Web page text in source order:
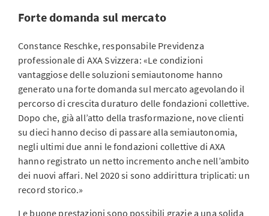
Forte domanda sul mercato
Constance Reschke, responsabile Previdenza
professionale di AXA Svizzera: «Le condizioni
vantaggiose delle soluzioni semiautonome hanno
generato una forte domanda sul mercato agevolando il
percorso di crescita duraturo delle fondazioni collettive.
Dopo che, già all’atto della trasformazione, nove clienti
su dieci hanno deciso di passare alla semiautonomia,
negli ultimi due anni le fondazioni collettive di AXA
hanno registrato un netto incremento anche nell’ambito
dei nuovi affari. Nel 2020 si sono addirittura triplicati: un
record storico.»
Le buone prestazioni sono possibili grazie a una solida